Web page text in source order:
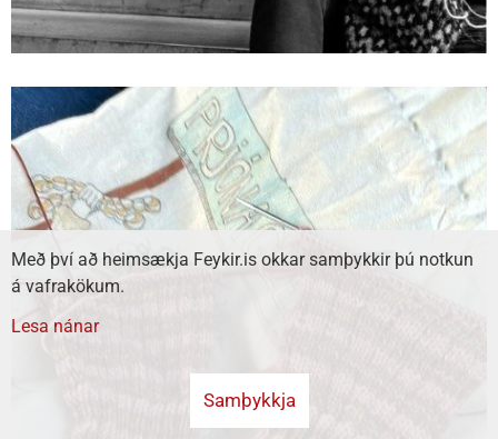
Með því að heimsækja Feykir.is okkar samþykkir þú notkun
á vafrakökum.
Lesa nánar
Samþykkja